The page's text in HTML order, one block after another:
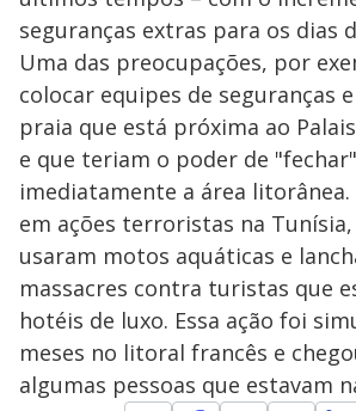
seguranças extras para os dias
Uma das preocupações, por
colocar equipes de seguranças
praia que está próxima ao
e que teriam o poder de "fechar"
imediatamente a área
em ações terroristas na
usaram motos aquáticas e
massacres contra turistas que
hotéis de luxo. Essa ação foi
meses no litoral francês e
algumas pessoas que estavam